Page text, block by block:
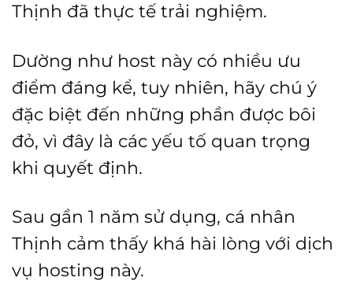
Thịnh đã thực tế trải nghiệm.
Dường như host này có nhiều ưu
điểm đáng kể, tuy nhiên, hãy chú ý
đặc biệt đến những phần được bôi
đỏ, vì đây là các yếu tố quan trọng
khi quyết định.
Sau gần 1 năm sử dụng, cá nhân
Thịnh cảm thấy khá hài lòng với dịch
vụ hosting này.